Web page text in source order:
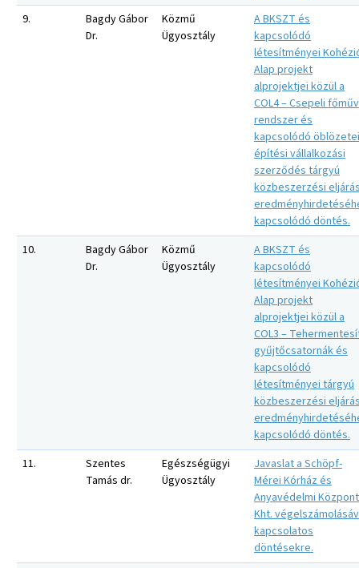
9.
Bagdy Gábor
Dr.
Közmű
Ügyosztály
A BKSZT és
kapcsolódó
létesítményei
Alap projekt
alprojektjei közül a
COL4 – Csepeli
rendszer és
kapcsolódó öblözetei
építési vállalkozási
szerződés tárgyú
közbeszerzési
kapcsolódó döntés.
10.
Bagdy Gábor
Dr.
Közmű
Ügyosztály
A BKSZT és
kapcsolódó
létesítményei
Alap projekt
alprojektjei közül a
COL3 –
gyűjtőcsatornák és
kapcsolódó
létesítményei tárgyú
közbeszerzési
kapcsolódó döntés.
11.
Szentes
Tamás dr.
Egészségügyi
Ügyosztály
Javaslat a Schöpf-
Mérei Kórház és
Anyavédelmi Központ
Kht.
kapcsolatos
döntésekre.